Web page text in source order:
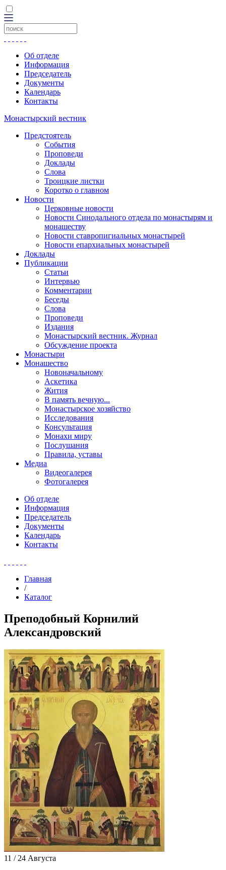
Об отделе
Информация
Председатель
Документы
Календарь
Контакты
Монастырский вестник
Предстоятель
События
Проповеди
Доклады
Слова
Троицкие листки
Коротко о главном
Новости
Церковные новости
Новости Синодального отдела по монастырям и
монашеству
Новости ставропигиальных монастырей
Новости епархиальных монастырей
Доклады
Публикации
Статьи
Интервью
Комментарии
Беседы
Слова
Проповеди
Издания
Монастырский вестник. Журнал
Обсуждение проекта
Монастыри
Монашество
Новоначальному
Аскетика
Жития
В память вечную...
Монастырское хозяйство
Исследования
Консультация
Монахи миру
Послушания
Правила, уставы
Медиа
Видеогалерея
Фотогалерея
Об отделе
Информация
Председатель
Документы
Календарь
Контакты
Главная
/
Каталог
Преподобный Корнилий
Александровский
11 / 24 Августа